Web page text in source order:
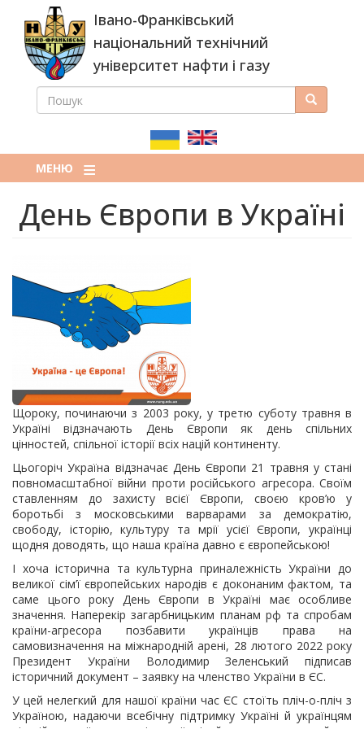
основного
вмісту
Івано-Франківський
національний технічний
університет нафти і газу
ПОШУКОВА
ПОШУК Пошук
МЕНЮ
День Європи в Україні
Щороку, починаючи з 2003 року, у третю суботу травня в
Україні відзначають День Європи як день спільних
цінностей, спільної історії всіх націй континенту.
Цьогоріч Україна відзначає День Європи 21 травня у стані
повномасштабної війни проти російського агресора. Своїм
ставленням до захисту всієї Європи, своєю кров’ю у
боротьбі з московськими варварами за демократію,
свободу, історію, культуру та мрії усієї Європи, українці
щодня доводять, що наша країна давно є європейською!
І хоча історична та культурна приналежність України до
великої сім’ї європейських народів є доконаним фактом, та
саме цього року День Європи в Україні має особливе
значення. Наперекір загарбницьким планам рф та спробам
країни-агресора позбавити українців права на
самовизначення на міжнародній арені, 28 лютого 2022 року
Президент України Володимир Зеленський підписав
історичний документ – заявку на членство України в ЄС.
У цей нелегкий для нашої країни час ЄС стоїть пліч-о-пліч з
Україною, надаючи всебічну підтримку Україні й українцям